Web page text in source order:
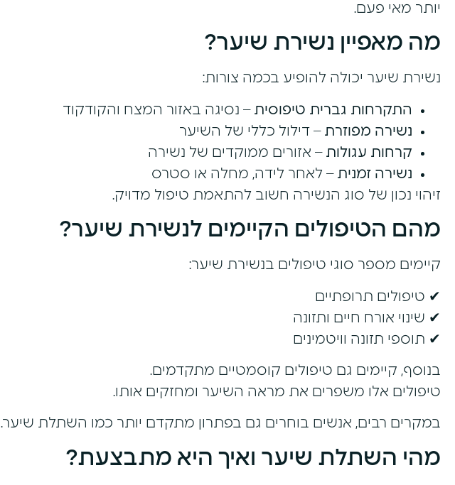
יותר מאי פעם.
מה מאפיין נשירת שיער?
נשירת שיער יכולה להופיע בכמה צורות:
התקרחות גברית טיפוסית – נסיגה באזור המצח והקודקוד
נשירה מפוזרת – דילול כללי של השיער
קרחות עגולות – אזורים ממוקדים של נשירה
נשירה זמנית – לאחר לידה, מחלה או סטרס
זיהוי נכון של סוג הנשירה חשוב להתאמת טיפול מדויק.
מהם הטיפולים הקיימים לנשירת שיער?
קיימים מספר סוגי טיפולים בנשירת שיער:
✔ טיפולים תרופתיים
✔ שינוי אורח חיים ותזונה
✔ תוספי תזונה וויטמינים
בנוסף, קיימים גם טיפולים קוסמטיים מתקדמים.
טיפולים אלו משפרים את מראה השיער ומחזקים אותו.
במקרים רבים, אנשים בוחרים גם בפתרון מתקדם יותר כמו השתלת שיער.
מהי השתלת שיער ואיך היא מתבצעת?